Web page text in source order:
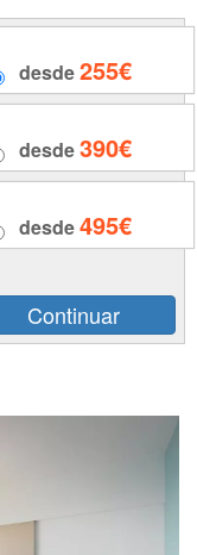
desde255€
desde390€
desde495€